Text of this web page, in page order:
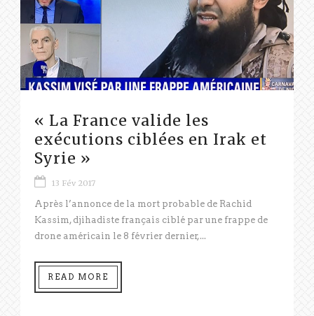
« La France valide les
exécutions ciblées en Irak et
Syrie »
13 Fév 2017
Après l’annonce de la mort probable de Rachid
Kassim, djihadiste français ciblé par une frappe de
drone américain le 8 février dernier,...
READ MORE